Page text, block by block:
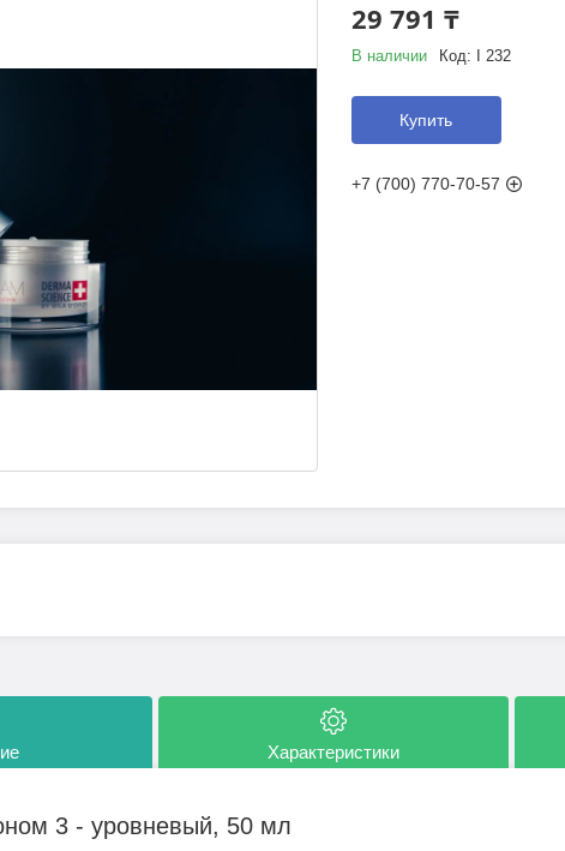
29 791 ₸
В наличии Код: I 232
Купить
+7 (700) 770-70-57
Характеристики
3 - уровневый, 50 мл